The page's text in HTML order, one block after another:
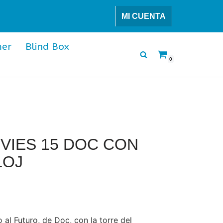
MI CUENTA
Blind Box
0
15 DOC CON
al Futuro, de Doc, con la torre del